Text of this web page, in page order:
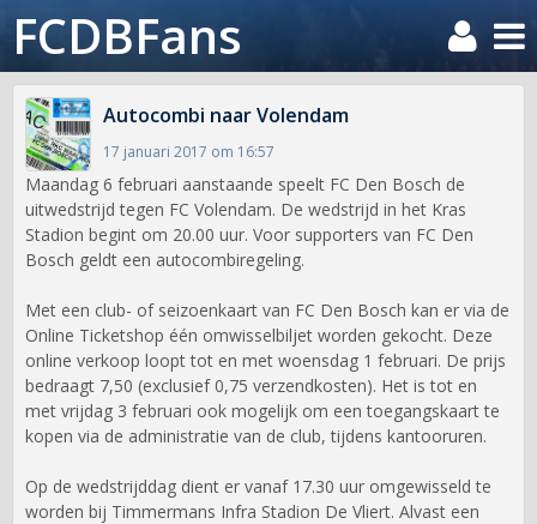
FCDBFans
Autocombi naar Volendam
17 januari 2017 om 16:57
Maandag 6 februari aanstaande speelt FC Den Bosch de
uitwedstrijd tegen FC Volendam. De wedstrijd in het Kras
Stadion begint om 20.00 uur. Voor supporters van FC Den
Bosch geldt een autocombiregeling.
Met een club- of seizoenkaart van FC Den Bosch kan er via de
Online Ticketshop één omwisselbiljet worden gekocht. Deze
online verkoop loopt tot en met woensdag 1 februari. De prijs
bedraagt 7,50 (exclusief 0,75 verzendkosten). Het is tot en
met vrijdag 3 februari ook mogelijk om een toegangskaart te
kopen via de administratie van de club, tijdens kantooruren.
Op de wedstrijddag dient er vanaf 17.30 uur omgewisseld te
worden bij Timmermans Infra Stadion De Vliert. Alvast een